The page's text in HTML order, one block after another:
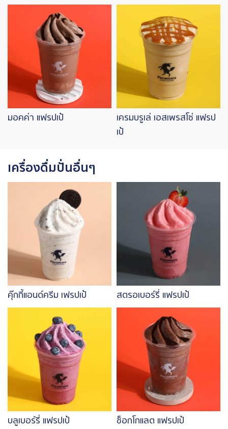
มอคค่า แฟรปเป้
เครมบรูเล่ เอสเพรสโซ่ แฟรป
เป้
เครื่องดื่มปั่นอื่นๆ
คุ๊กกี้แอนด์ครีม เฟรปเป้
สตรอเบอร์รี่ แฟรปเป้
บลูเบอร์รี่ แฟรปเป้
ช็อกโกแลต แฟรปเป้